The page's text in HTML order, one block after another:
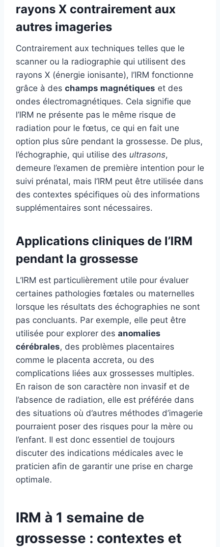
rayons X contrairement aux
autres imageries
Contrairement aux techniques telles que le
scanner ou la radiographie qui utilisent des
rayons X (énergie ionisante), l’IRM fonctionne
grâce à des champs magnétiques et des
ondes électromagnétiques. Cela signifie que
l’IRM ne présente pas le même risque de
radiation pour le fœtus, ce qui en fait une
option plus sûre pendant la grossesse. De plus,
l’échographie, qui utilise des ultrasons,
demeure l’examen de première intention pour le
suivi prénatal, mais l’IRM peut être utilisée dans
des contextes spécifiques où des informations
supplémentaires sont nécessaires.
Applications cliniques de l’IRM
pendant la grossesse
L’IRM est particulièrement utile pour évaluer
certaines pathologies fœtales ou maternelles
lorsque les résultats des échographies ne sont
pas concluants. Par exemple, elle peut être
utilisée pour explorer des anomalies
cérébrales, des problèmes placentaires
comme le placenta accreta, ou des
complications liées aux grossesses multiples.
En raison de son caractère non invasif et de
l’absence de radiation, elle est préférée dans
des situations où d’autres méthodes d’imagerie
pourraient poser des risques pour la mère ou
l’enfant. Il est donc essentiel de toujours
discuter des indications médicales avec le
praticien afin de garantir une prise en charge
optimale.
IRM à 1 semaine de
grossesse : contextes et